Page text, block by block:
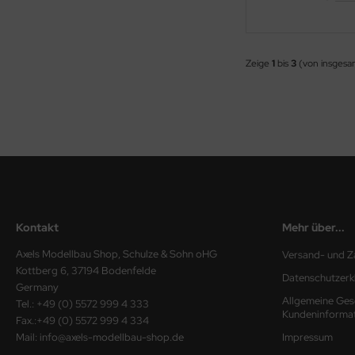
Zeige 1 bis 3 (von
Kontakt
Axels Modellbau Shop, Schulze & Sohn oHG
Kottberg 6, 37194 Bodenfelde
Germany
Tel.: +49 (0) 5572 999 4 333
Fax.:+49 (0) 5572 999 4 334
Mail: info@axels-modellbau-shop.de
Mehr über...
Versand- und
Allgemeine
Impressum
Model 1:35
1:35
1:35
Maßstab 1:35
Models
Scale Models